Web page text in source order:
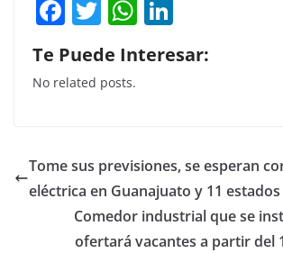
F
a
c
e
o
o
k
T
w
itt
er
W
h
at
p
p
k
n
Te Puede Interesar:
No related posts.
Tome sus previsiones, se esperan
eléctrica en Guanajuato y 11
Comedor industrial que se
ofertará vacantes a partir del